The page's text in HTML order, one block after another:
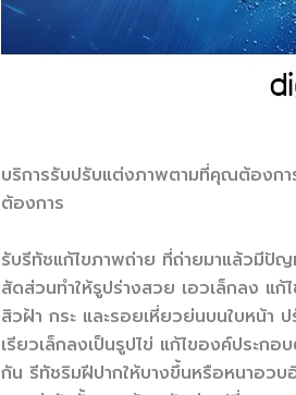
บริการรับปรับแต่งภาพตามที่คุณต้องก
ต้องการ
รับรีทัชแก้ไขภาพถ่าย ที่ถ่ายมาแล้วมีปั
สัดส่วนทำให้รูปร่างสวย เอวเล็กลง
สิวฝ้า กระ และรอยเหี่ยวย่นบนใบหน้า
เรียวเล็กลงเป็นรูปไข่ แก้ไของค์ประกอ
กัน รีทัชริมฝีปากให้บางขึ้นหรือหนาอวบ